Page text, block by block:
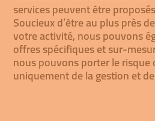
services peuvent être
Soucieux d’être au plus près
votre activité, nous pouvons
offres spécifiques et sur-
nous pouvons porter le risque
uniquement de la gestion et
ou